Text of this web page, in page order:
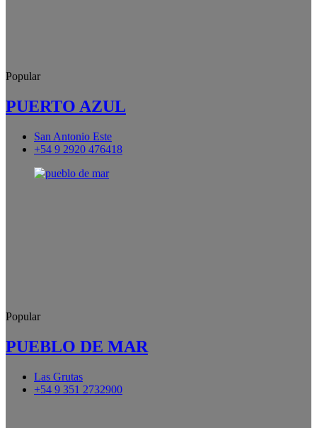
Popular
PUERTO AZUL
San Antonio Este
+54 9 2920 476418
Popular
PUEBLO DE MAR
Las Grutas
+54 9 351 2732900